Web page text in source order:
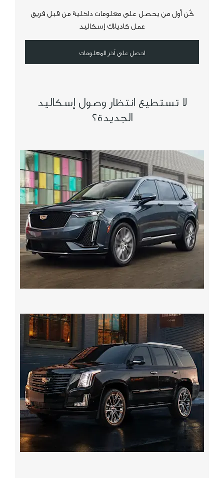
كُن أول من يحصل على معلومات داخلية من قبل فريق
عمل كاديلاك إسكاليد
احصل على آخر المعلومات
لا تستطيع انتظار وصول إسكاليد
الجديدة؟